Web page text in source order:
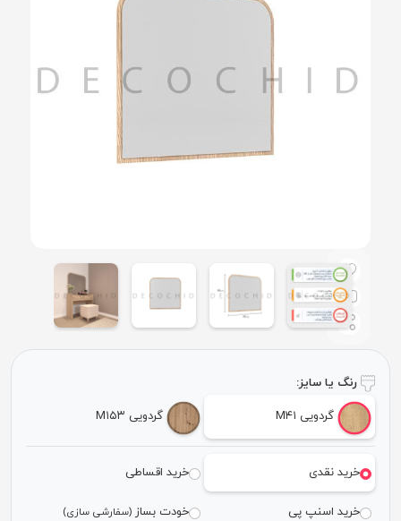
رنگ یا سایز:
گردویی M۴۱ گردویی M۱۵۳
خرید نقدی خرید اقساطی
خرید اسنپ پی خودت بساز(سفارشی سازی)